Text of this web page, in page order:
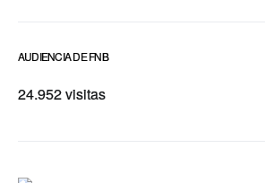
AUDIENCIA DE FNB
24.952 visitas